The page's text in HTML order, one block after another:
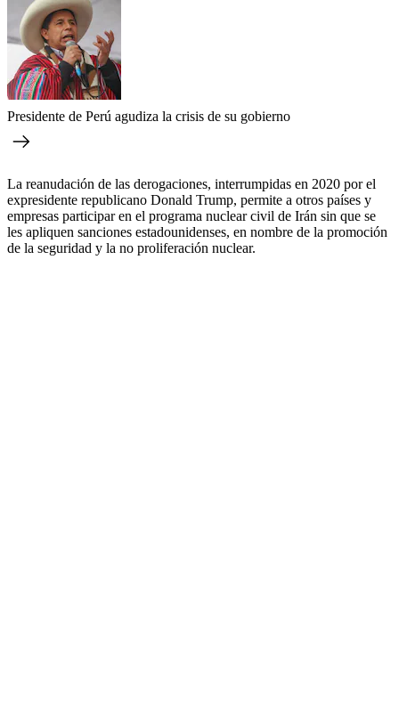
Presidente de Perú agudiza la crisis de su gobierno
La reanudación de las derogaciones, interrumpidas en 2020 por el
expresidente republicano Donald Trump, permite a otros países y
empresas participar en el programa nuclear civil de Irán sin que se
les apliquen sanciones estadounidenses, en nombre de la promoción
de la seguridad y la no proliferación nuclear.